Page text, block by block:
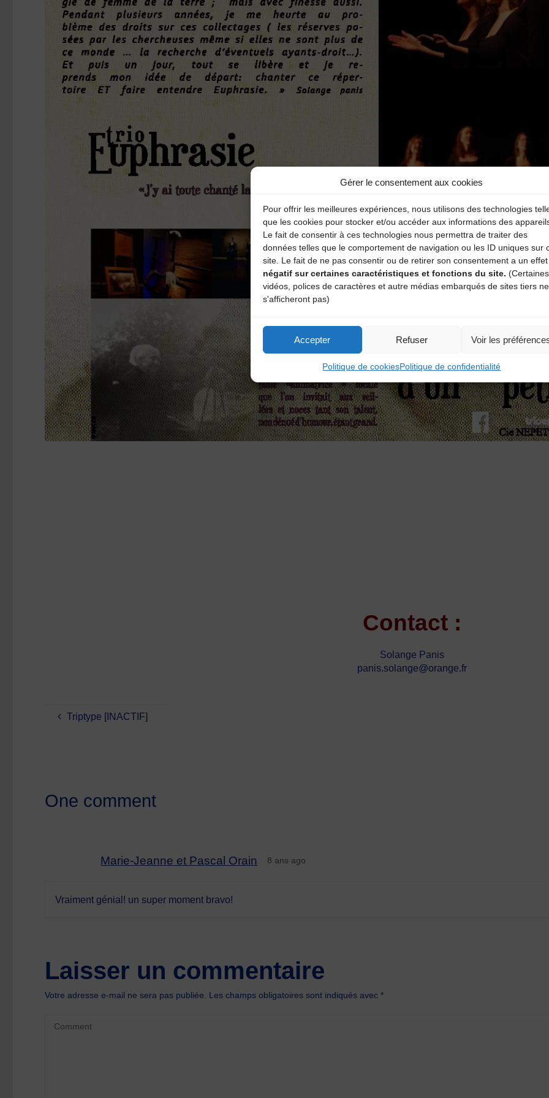
Gérer le consentement aux cookies
Pour offrir les meilleures expériences, nous utilisons des technologies
que les cookies pour stocker et/ou accéder aux informations des
Le fait de consentir à ces technologies nous permettra de traiter des
données telles que le comportement de navigation ou les ID uniques sur
site. Le fait de ne pas consentir ou de retirer son consentement a un effet
négatif sur certaines caractéristiques et fonctions du site. (Certaines
vidéos, polices de caractères et autre médias embarqués de sites tiers ne
s'afficheront pas)
Accepter Refuser Voir les
Politique de cookiesPolitique de confidentialité
Contact :
Solange Panis
panis.solange@orange.fr
Triptype [INACTIF]
One comment
Marie-Jeanne et Pascal Orain 8 ans ago
Vraiment génial! un super moment bravo!
Laisser un commentaire
Votre adresse e-mail ne sera pas publiée. Les champs obligatoires sont indiqués avec*